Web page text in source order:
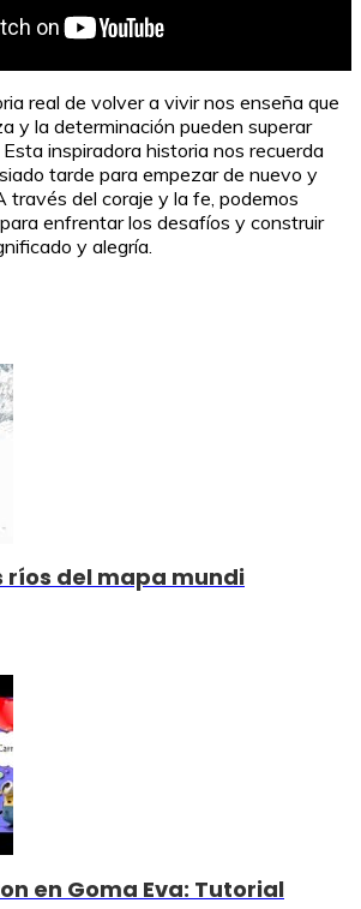
real de volver a vivir nos enseña que
y la determinación pueden superar
inspiradora historia nos recuerda
tarde para empezar de nuevo y
través del coraje y la fe, podemos
enfrentar los desafíos y construir
y alegría.
ríos del mapa mundi
en Goma Eva: Tutorial